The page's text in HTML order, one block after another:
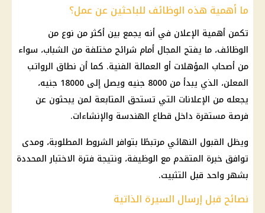
ما أهمية هذه الوظائف للباحثين عن عمل؟
تكمن أهمية الإعلان في أنه يجمع بين أكثر من نوع من
الوظائف، ما يفتح المجال أمام شرائح مختلفة من الشباب، سواء
من أصحاب المؤهلات أو العمالة الفنية. كما أن نطاق الرواتب
المعلن، الذي يبدأ من 8000 جنيه ويصل إلى 18000 جنيه،
يجعله من الإعلانات التي تستحق المتابعة لمن يبحثون عن
فرصة مستقرة داخل قطاع الهندسة والإنشاءات.
ويظل القبول النهائي مرتبطًا بتوافر الشروط المطلوبة، ومدى
توافق خبرة المتقدم مع الوظيفة، ونتيجة فترة الاختبار المحددة
بشهر واحد قبل التثبيت.
نصائح قبل إرسال السيرة الذاتية